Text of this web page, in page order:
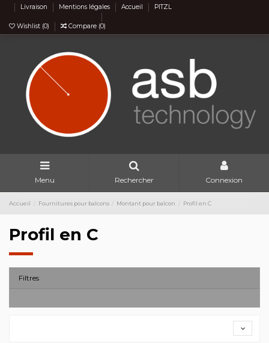
Livraison Mentions légales Accueil PITZL
Wishlist (0) Compare (0)
Menu Rechercher Connexion
Accueil Fournitures pour balcons Montant pour balcon Profil en C
Profil en C
Filtres